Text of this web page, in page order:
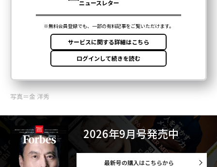
写真＝金 洋秀
2026年9月号発売中
最新号の購入はこちらから